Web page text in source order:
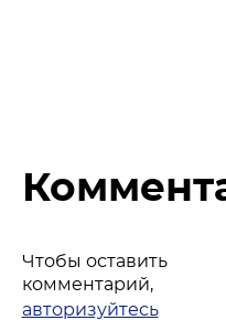
Чтобы оставить
комментарий,
авторизуйтесь